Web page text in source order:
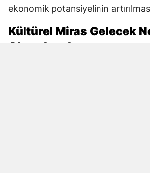
ekonomik potansiyelinin
Kültürel Miras Gelecek
Aktarılacak